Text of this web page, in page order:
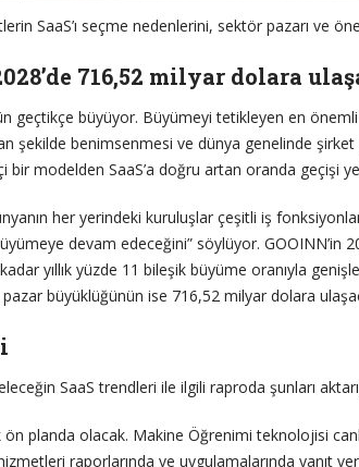
SaaS’ı seçme nedenlerini, sektör pazarı ve
716,52 milyar dolara
geçtikçe büyüyor. Büyümeyi tetikleyen en
benimsenmesi ve dünya genelinde şirket içi
bir modelden SaaS’a doğru artan oranda geçişi
her yerindeki kuruluşlar çeşitli iş
devam edeceğini” söylüyor. GOOINN’in
yıllık yüzde 11 bileşik büyüme oranıyla
büyüklüğünün ise 716,52 milyar dolara
SaaS trendleri ile ilgili raproda şunları
ön planda olacak. Makine Öğrenimi teknolojisi
raporlarında ve uygulamalarında yanıt